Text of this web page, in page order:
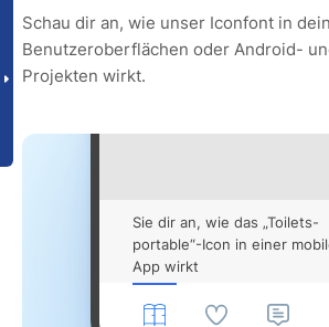
Schau dir an, wie unser Iconfont in
Benutzeroberflächen oder Android-
Projekten wirkt.
Sie dir an, wie das „Toilets-
portable“-Icon in einer
App wirkt